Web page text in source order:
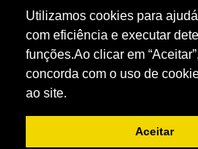
Utilizamos cookies para
com eficiência e executar
funções.Ao clicar em
concorda com o uso de
ao site.
Aceitar
Cervejas EspeciaisWorkshops
Bar Nas AlturasCaminhão para
Nossos Projetos
Experiência Gastronômica
Acompanhe o